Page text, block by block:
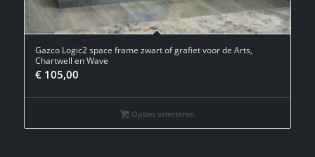
Gazco Logic2 space frame zwart of grafiet voor de Arts,
Chartwell en Wave
€ 105,00
Opties selecteren